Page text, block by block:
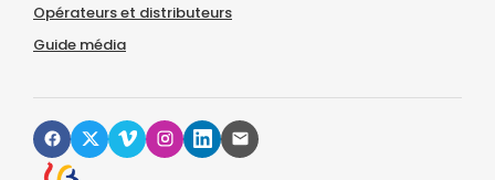
Opérateurs et distributeurs
Guide média